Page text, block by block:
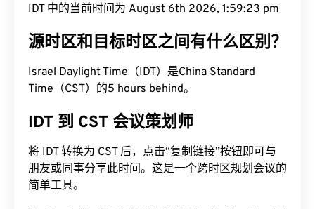
IDT 中的当前时间为 August 6th 2026, 1:59:23 pm
源时区和目标时区之间有什么区别？
Israel Daylight Time（IDT）是China Standard
Time（CST）的5 hours behind。
IDT 到 CST 会议策划师
将 IDT 转换为 CST 后，点击“复制链接”按钮即可与
朋友或同事分享此时间。这是一个跨时区规划会议的
简单工具。